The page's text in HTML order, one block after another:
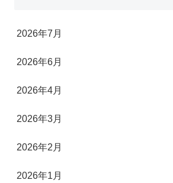
2026年7月
2026年6月
2026年4月
2026年3月
2026年2月
2026年1月